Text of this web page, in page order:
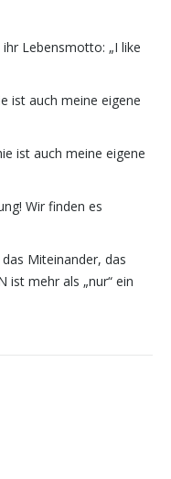
Lebensmotto: „I like
ist auch meine eigene
ist auch meine eigene
Wir finden es
Miteinander, das
ist mehr als „nur“ ein